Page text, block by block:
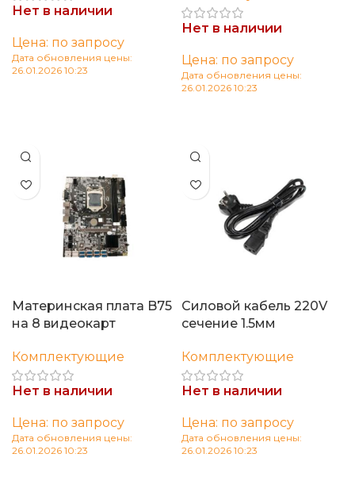
Нет в наличии
Цена: по запросу
Дата обновления цены:
26.01.2026 10:23
Нет в наличии
Цена: по запросу
Дата обновления цены:
26.01.2026 10:23
Материнская плата B75
на 8 видеокарт
Комплектующие
Нет в наличии
Цена: по запросу
Дата обновления цены:
26.01.2026 10:23
Силовой кабель 220V
сечение 1.5мм
Комплектующие
Нет в наличии
Цена: по запросу
Дата обновления цены:
26.01.2026 10:23